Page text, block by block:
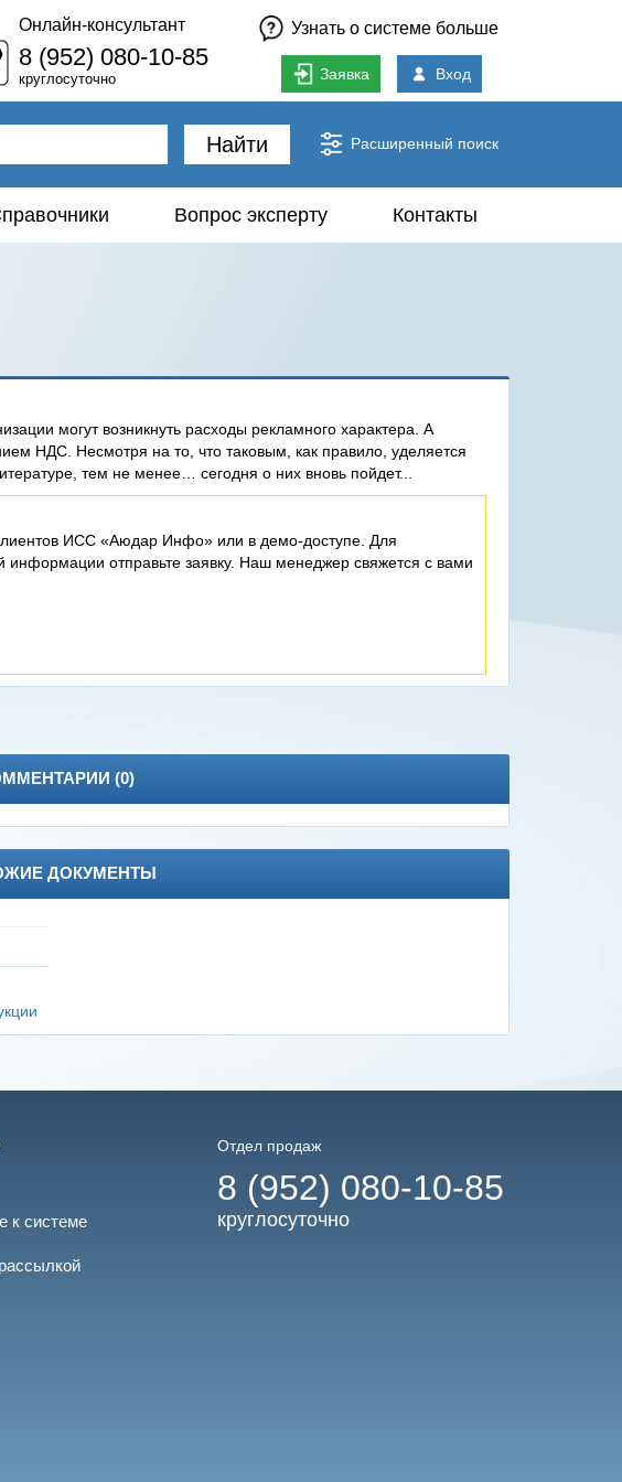
Онлайн-консультант
8 (952) 080-10-85
круглосуточно
Узнать о системе больше
Заявка Вход
Найти Расширенный поиск
Вопрос эксперту Контакты
могут возникнуть расходы рекламного характера. А
НДС. Несмотря на то, что таковым, как правило, уделяется
тем не менее… сегодня о них вновь пойдет...
ИСС «Аюдар Инфо» или в демо-доступе. Для
отправьте заявку. Наш менеджер свяжется с вами
(0)
ДОКУМЕНТЫ
к системе
Отдел продаж
8 (952) 080-10-85
круглосуточно